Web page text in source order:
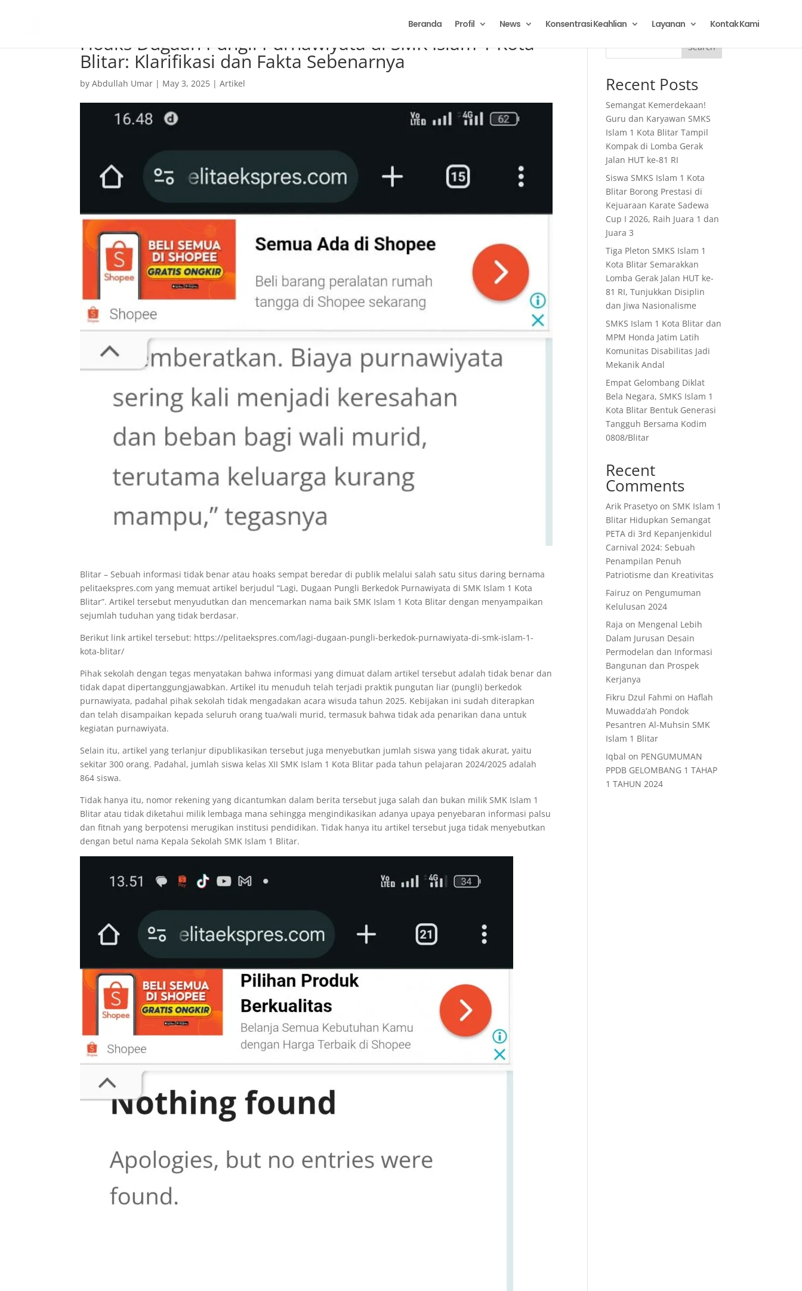
Beranda Profil News Konsentrasi Keahlian Layanan Kontak Kami
Hoaks Dugaan Pungli Purnawiyata di SMK Islam 1 Kota
Blitar: Klarifikasi dan Fakta Sebenarnya
byAbdullah Umar | May 3, 2025 |Artikel
Blitar – Sebuah informasi tidak benar atau hoaks sempat beredar di publik melalui salah satu situs daring bernama
pelitaekspres.com yang memuat artikel berjudul “Lagi, Dugaan Pungli Berkedok Purnawiyata di SMK Islam 1 Kota
Blitar”. Artikel tersebut menyudutkan dan mencemarkan nama baik SMK Islam 1 Kota Blitar dengan menyampaikan
sejumlah tuduhan yang tidak berdasar.
Berikut link artikel tersebut: https://pelitaekspres.com/lagi-dugaan-pungli-berkedok-purnawiyata-di-smk-islam-1-
kota-blitar/
Pihak sekolah dengan tegas menyatakan bahwa informasi yang dimuat dalam artikel tersebut adalah tidak benar dan
tidak dapat dipertanggungjawabkan. Artikel itu menuduh telah terjadi praktik pungutan liar (pungli) berkedok
purnawiyata, padahal pihak sekolah tidak mengadakan acara wisuda tahun 2025. Kebijakan ini sudah diterapkan
dan telah disampaikan kepada seluruh orang tua/wali murid, termasuk bahwa tidak ada penarikan dana untuk
kegiatan purnawiyata.
Selain itu, artikel yang terlanjur dipublikasikan tersebut juga menyebutkan jumlah siswa yang tidak akurat, yaitu
sekitar 300 orang. Padahal, jumlah siswa kelas XII SMK Islam 1 Kota Blitar pada tahun pelajaran 2024/2025 adalah
864 siswa.
Tidak hanya itu, nomor rekening yang dicantumkan dalam berita tersebut juga salah dan bukan milik SMK Islam 1
Blitar atau tidak diketahui milik lembaga mana sehingga mengindikasikan adanya upaya penyebaran informasi palsu
dan fitnah yang berpotensi merugikan institusi pendidikan. Tidak hanya itu artikel tersebut juga tidak menyebutkan
dengan betul nama Kepala Sekolah SMK Islam 1 Blitar.
Search
Recent Posts
Semangat Kemerdekaan!
Guru dan Karyawan SMKS
Islam 1 Kota Blitar Tampil
Kompak di Lomba Gerak
Jalan HUT ke-81 RI
Siswa SMKS Islam 1 Kota
Blitar Borong Prestasi di
Kejuaraan Karate Sadewa
Cup I 2026, Raih Juara 1 dan
Juara 3
Tiga Pleton SMKS Islam 1
Kota Blitar Semarakkan
Lomba Gerak Jalan HUT ke-
81 RI, Tunjukkan Disiplin
dan Jiwa Nasionalisme
SMKS Islam 1 Kota Blitar dan
MPM Honda Jatim Latih
Komunitas Disabilitas Jadi
Mekanik Andal
Empat Gelombang Diklat
Bela Negara, SMKS Islam 1
Kota Blitar Bentuk Generasi
Tangguh Bersama Kodim
0808/Blitar
Recent
Comments
Arik Prasetyo onSMK Islam 1
Blitar Hidupkan Semangat
PETA di 3rd Kepanjenkidul
Carnival 2024: Sebuah
Penampilan Penuh
Patriotisme dan Kreativitas
Fairuz on Pengumuman
Kelulusan 2024
Raja on Mengenal Lebih
Dalam Jurusan Desain
Permodelan dan Informasi
Bangunan dan Prospek
Kerjanya
Fikru Dzul Fahmi on Haflah
Muwadda’ah Pondok
Pesantren Al-Muhsin SMK
Islam 1 Blitar
Iqbal on PENGUMUMAN
PPDB GELOMBANG 1 TAHAP
1 TAHUN 2024